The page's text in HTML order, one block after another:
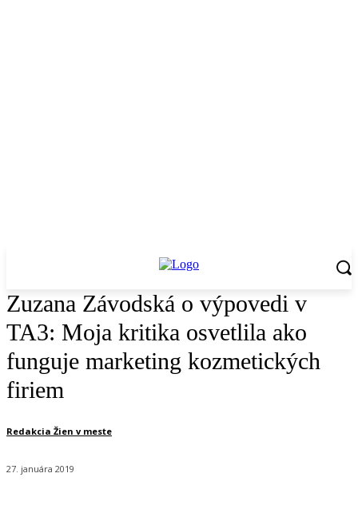
Zuzana Závodská o výpovedi v
TA3: Moja kritika osvetlila ako
funguje marketing kozmetických
firiem
Redakcia Žien v meste
27. januára 2019